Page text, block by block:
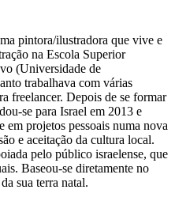
pintora/ilustradora que vive e
na Escola Superior
(Universidade de
trabalhava com várias
freelancer. Depois de se formar
se para Israel em 2013 e
projetos pessoais numa nova
e aceitação da cultura local.
pelo público israelense, que
Baseou-se diretamente no
sua terra natal.